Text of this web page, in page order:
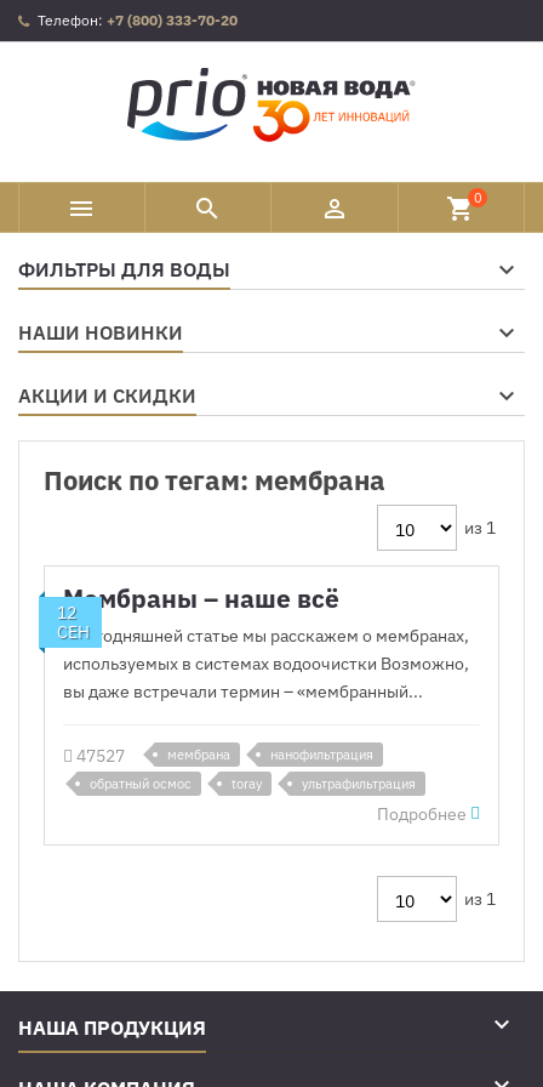
Телефон: +7 (800) 333-70-20
   shopping_cart0
ФИЛЬТРЫ ДЛЯ ВОДЫ
НАШИ НОВИНКИ
АКЦИИ И СКИДКИ
Поиск по тегам: мембрана
из 1
12
СЕН
Мембраны – наше всё
В сегодняшней статье мы расскажем о мембранах,
используемых в системах водоочистки Возможно,
вы даже встречали термин – «мембранный...
47527 мембрана
нанофильтрация
обратный осмос
toray ультрафильтрация
Подробнее
из 1
НАША ПРОДУКЦИЯ 